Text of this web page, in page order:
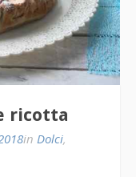
ricotta
in Dolci,